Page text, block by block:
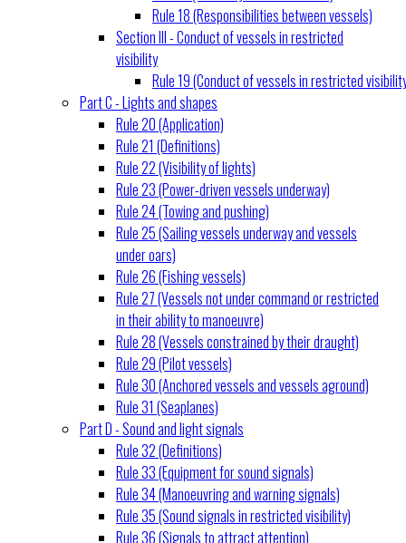
Rule 18 (Responsibilities between vessels)
Section III - Conduct of vessels in restricted
visibility
Rule 19 (Conduct of vessels in restricted
Part C - Lights and shapes
Rule 20 (Application)
Rule 21 (Definitions)
Rule 22 (Visibility of lights)
Rule 23 (Power-driven vessels underway)
Rule 24 (Towing and pushing)
Rule 25 (Sailing vessels underway and vessels
under oars)
Rule 26 (Fishing vessels)
Rule 27 (Vessels not under command or restricted
in their ability to manoeuvre)
Rule 28 (Vessels constrained by their draught)
Rule 29 (Pilot vessels)
Rule 30 (Anchored vessels and vessels aground)
Rule 31 (Seaplanes)
Part D - Sound and light signals
Rule 32 (Definitions)
Rule 33 (Equipment for sound signals)
Rule 34 (Manoeuvring and warning signals)
Rule 35 (Sound signals in restricted visibility)
Rule 36 (Signals to attract attention)